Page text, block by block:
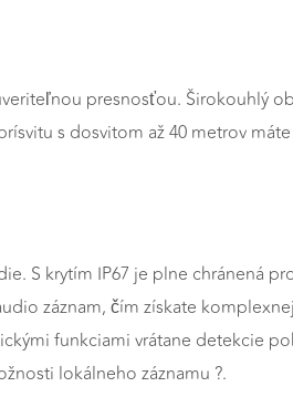
presnosťou. Širokouhlý
s dosvitom až 40 metrov
S krytím IP67 je plne chránená
záznam, čím získate
funkciami vrátane detekcie
lokálneho záznamu ?.